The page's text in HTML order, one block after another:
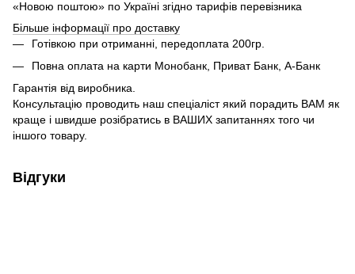
«Новою поштою» по Україні згідно тарифів перевізника
Більше інформації про доставку
Готівкою при отриманні, передоплата 200гр.
Повна оплата на карти Монобанк, Приват Банк, А-Банк
Гарантія від виробника.
Консультацію проводить наш спеціаліст який порадить ВАМ як
краще і швидше розібратись в ВАШИХ запитаннях того чи
іншого товару.
Відгуки